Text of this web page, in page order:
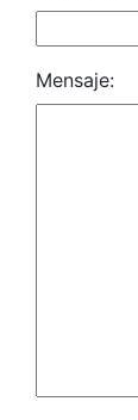
Mensaje: